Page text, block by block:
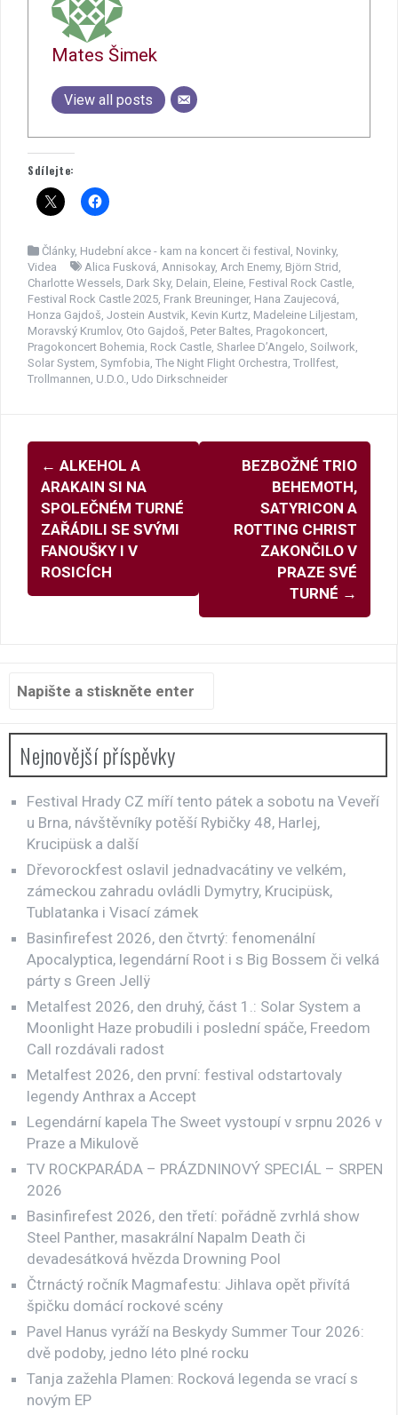
Mates Šimek
View all posts
Sdílejte:
Články, Hudební akce - kam na koncert či festival Novinky,
Videa
Alica Fusková Annisokay, Arch Enemy, Björn Strid
Charlotte Wessels Dark Sky, Delain Eleine Festival Rock Castle
Festival Rock Castle 2025 Frank Breuninger, Hana Zaujecová
Honza Gajdoš Jostein Austvik Kevin Kurtz Madeleine Liljestam
Moravský Krumlov, Oto Gajdoš Peter Baltes Pragokoncert
Pragokoncert Bohemia Rock Castle Sharlee D’Angelo Soilwork
Solar System Symfobia The Night Flight Orchestra Trollfest
Trollmannen U.D.O. Udo Dirkschneider
Navigace
pro
příspěvky
← ALKEHOL A
ARAKAIN SI NA
SPOLEČNÉM TURNÉ
ZAŘÁDILI SE SVÝMI
FANOUŠKY I V
ROSICÍCH
BEZBOŽNÉ TRIO
BEHEMOTH,
SATYRICON A
ROTTING CHRIST
ZAKONČILO V
PRAZE SVÉ
TURNÉ →
Hledat:
Nejnovější příspěvky
Festival Hrady CZ míří tento pátek a sobotu na Veveří
u Brna, návštěvníky potěší Rybičky 48, Harlej,
Krucipüsk a další
Dřevorockfest oslavil jednadvacátiny ve velkém,
zámeckou zahradu ovládli Dymytry, Krucipüsk,
Tublatanka i Visací zámek
Basinfirefest 2026, den čtvrtý: fenomenální
Apocalyptica, legendární Root i s Big Bossem či velká
párty s Green Jellÿ
Metalfest 2026, den druhý, část 1.: Solar System a
Moonlight Haze probudili i poslední spáče, Freedom
Call rozdávali radost
Metalfest 2026, den první: festival odstartovaly
legendy Anthrax a Accept
Legendární kapela The Sweet vystoupí v srpnu 2026 v
Praze a Mikulově
TV ROCKPARÁDA – PRÁZDNINOVÝ SPECIÁL – SRPEN
2026
Basinfirefest 2026, den třetí: pořádně zvrhlá show
Steel Panther, masakrální Napalm Death či
devadesátková hvězda Drowning Pool
Čtrnáctý ročník Magmafestu: Jihlava opět přivítá
špičku domácí rockové scény
Pavel Hanus vyráží na Beskydy Summer Tour 2026:
dvě podoby, jedno léto plné rocku
Tanja zažehla Plamen: Rocková legenda se vrací s
novým EP